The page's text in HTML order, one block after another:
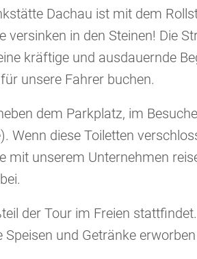
Dachau ist mit dem
versinken in den Steinen! Die
kräftige und ausdauernde
unsere Fahrer buchen.
dem Parkplatz, im
Wenn diese Toiletten
mit unserem Unternehmen
der Tour im Freien
und Getränke